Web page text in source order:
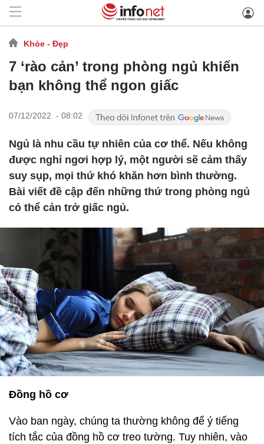
Khỏe - Đẹp
7 ‘rào cản’ trong phòng ngủ khiến
bạn không thể ngon giấc
07/12/2022 - 08:02
Ngủ là nhu cầu tự nhiên của cơ thể. Nếu không
được nghỉ ngơi hợp lý, một người sẽ cảm thấy
suy sụp, mọi thứ khó khăn hơn bình thường.
Bài viết đề cập đến những thứ trong phòng ngủ
có thể cản trở giấc ngủ.
Đồng hồ cơ
Vào ban ngày, chúng ta thường không để ý tiếng
tích tắc của đồng hồ cơ treo tường. Tuy nhiên, vào